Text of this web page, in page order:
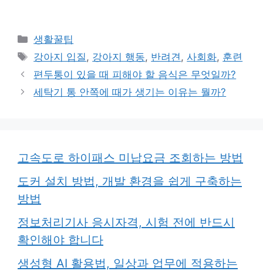
카
테
고
리
생활꿀팁
태
그
강아지 입질 , 강아지 행동, 반려견 ,사회화, 훈련
편두통이 있을 때 피해야 할 음식은 무엇일까?
세탁기 통 안쪽에 때가 생기는 이유는 뭘까?
고속도로 하이패스 미납요금 조회하는 방법
도커 설치 방법, 개발 환경을 쉽게 구축하는
방법
정보처리기사 응시자격, 시험 전에 반드시
확인해야 합니다
생성형 AI 활용법, 일상과 업무에 적용하는